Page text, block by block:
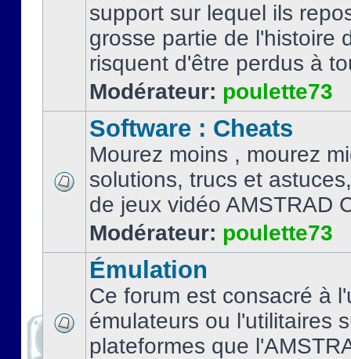
support sur lequel ils
grosse partie de l'histoire
risquent d'être perdus à
Modérateur: poulette73
Software : Cheats
Mourez moins , mourez
solutions, trucs et
de jeux vidéo AMSTRAD
Modérateur: poulette73
Émulation
Ce forum est consacré à
émulateurs ou l'utilitaires
plateformes que